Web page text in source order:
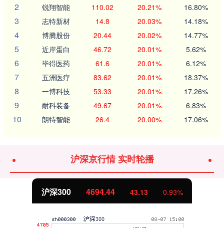
2 锐翔智能 110.02 20.21% 16.80%
3 志特新材 14.8 20.03% 14.18%
4 博腾股份 20.44 20.02% 14.77%
5 近岸蛋白 46.72 20.01% 5.62%
6 毕得医药 61.6 20.01% 6.12%
7 五洲医疗 83.62 20.01% 18.37%
8 一博科技 53.33 20.01% 17.26%
9 耐科装备 49.67 20.01% 6.83%
10 朗特智能 26.4 20.00% 17.06%
沪深京行情 实时轮播
沪深300 4694.44 43.13 0.93%